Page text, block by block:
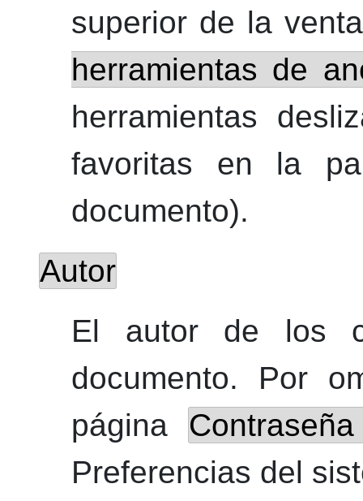
superior de la
herramientas de
herramientas
favoritas en la
documento).
Autor
El autor de los
documento. Por
página
Preferencias del